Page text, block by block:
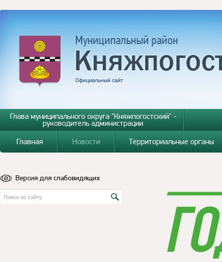
Глава муниципального округа "Княжпогостский" -
руководитель администрации
Главная
Новости Территориальные органы
Версия для слабовидящих